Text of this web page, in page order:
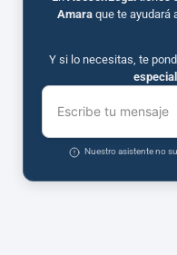
Amaraque te ayudará
Y si lo necesitas, te
Escribe tu mensaje
Nuestro asistente no